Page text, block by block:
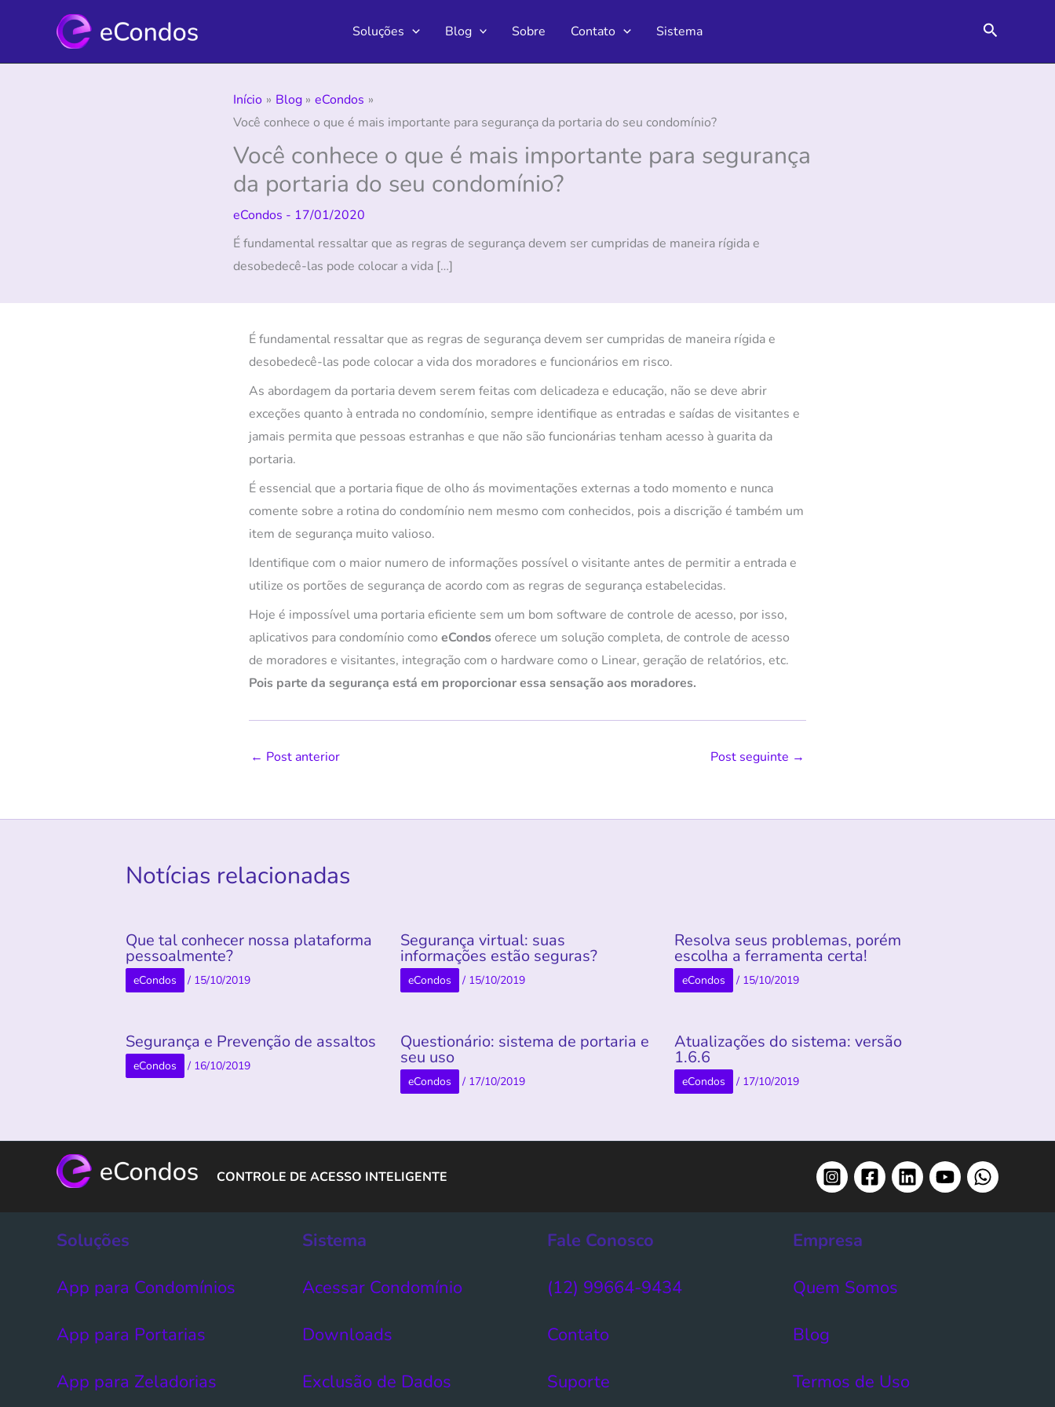
Soluções Blog Sobre Contato Sistema Pesquisar
Início Blog
eCondos
Você conhece o que é mais importante para segurança da portaria do seu condomínio?
Você conhece o que é mais importante para segurança
da portaria do seu condomínio?
eCondos - 17/01/2020
É fundamental ressaltar que as regras de segurança devem ser cumpridas de maneira rígida e
desobedecê-las pode colocar a vida […]
É fundamental ressaltar que as regras de segurança devem ser cumpridas de maneira rígida e
desobedecê-las pode colocar a vida dos moradores e funcionários em risco.
As abordagem da portaria devem serem feitas com delicadeza e educação, não se deve abrir
exceções quanto à entrada no condomínio, sempre identifique as entradas e saídas de visitantes e
jamais permita que pessoas estranhas e que não são funcionárias tenham acesso à guarita da
portaria.
É essencial que a portaria fique de olho ás movimentações externas a todo momento e nunca
comente sobre a rotina do condomínio nem mesmo com conhecidos, pois a discrição é também um
item de segurança muito valioso.
Identifique com o maior numero de informações possível o visitante antes de permitir a entrada e
utilize os portões de segurança de acordo com as regras de segurança estabelecidas.
Hoje é impossível uma portaria eficiente sem um bom software de controle de acesso, por isso,
aplicativos para condomínio como eCondosoferece um solução completa, de controle de acesso
de moradores e visitantes, integração com o hardware como o Linear, geração de relatórios, etc.
Pois parte da segurança está em proporcionar essa sensação aos moradores.
← Post anterior Post seguinte →
Notícias relacionadas
Que tal conhecer nossa plataforma
pessoalmente?
eCondos / 15/10/2019
Segurança virtual: suas
informações estão seguras?
eCondos / 15/10/2019
Resolva seus problemas, porém
escolha a ferramenta certa!
eCondos / 15/10/2019
Segurança e Prevenção de assaltos
eCondos / 16/10/2019
Questionário: sistema de portaria e
seu uso
eCondos / 17/10/2019
Atualizações do sistema: versão
1.6.6
eCondos / 17/10/2019
CONTROLE DE ACESSO INTELIGENTE
Soluções
App para Condomínios
App para Portarias
App para Zeladorias
Sistema
Acessar Condomínio​
Downloads
Exclusão de Dados​
Fale Conosco
(12) 99664-9434
Contato
Suporte
Empresa
Quem Somos
Blog
Termos de Uso​